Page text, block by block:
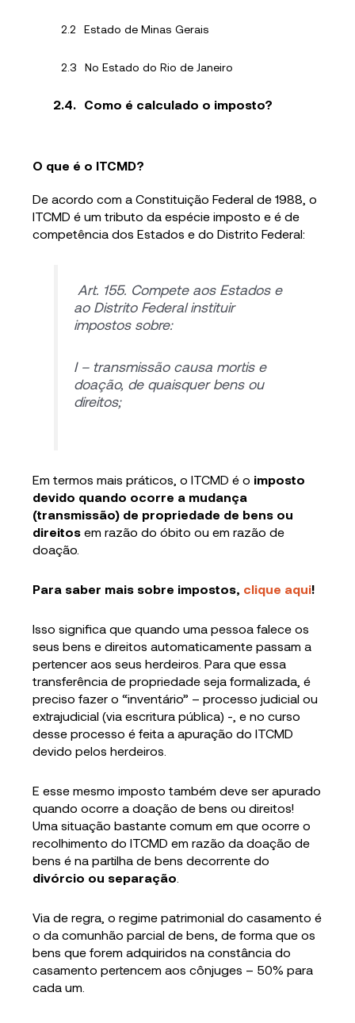
Estado de Minas Gerais
No Estado do Rio de Janeiro
Como é calculado o imposto?
O que é o ITCMD?
De acordo com a Constituição Federal de 1988, o
ITCMD é um tributo da espécie imposto e é de
competência dos Estados e do Distrito Federal:
Art. 155. Compete aos Estados e
ao Distrito Federal instituir
impostos sobre:
I – transmissão causa mortis e
doação, de quaisquer bens ou
direitos;
Em termos mais práticos, o ITCMD é o imposto
devido quando ocorre a mudança
(transmissão) de propriedade de bens ou
direitos em razão do óbito ou em razão de
doação.
Para saber mais sobre impostos, clique aqui!
Isso significa que quando uma pessoa falece os
seus bens e direitos automaticamente passam a
pertencer aos seus herdeiros. Para que essa
transferência de propriedade seja formalizada, é
preciso fazer o “inventário” – processo judicial ou
extrajudicial (via escritura pública) -, e no curso
desse processo é feita a apuração do ITCMD
devido pelos herdeiros.
E esse mesmo imposto também deve ser apurado
quando ocorre a doação de bens ou direitos!
Uma situação bastante comum em que ocorre o
recolhimento do ITCMD em razão da doação de
bens é na partilha de bens decorrente do
divórcio ou separação
Via de regra, o regime patrimonial do casamento é
o da comunhão parcial de bens, de forma que os
bens que forem adquiridos na constância do
casamento pertencem aos cônjuges – 50% para
cada um.